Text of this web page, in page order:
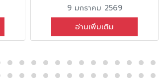
9 มกราคม 2569
อ่านเพิ่มเติม